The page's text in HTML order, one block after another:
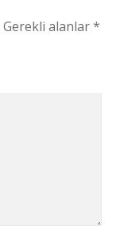
Gerekli alanlar*